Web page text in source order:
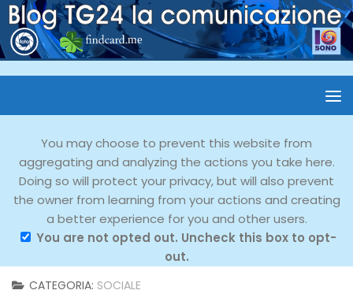
You may choose to prevent this website from
aggregating and analyzing the actions you take here.
Doing so will protect your privacy, but will also prevent
the owner from learning from your actions and creating
a better experience for you and other users.
You are not opted out. Uncheck this box to opt-
out.
CATEGORIA: SOCIALE